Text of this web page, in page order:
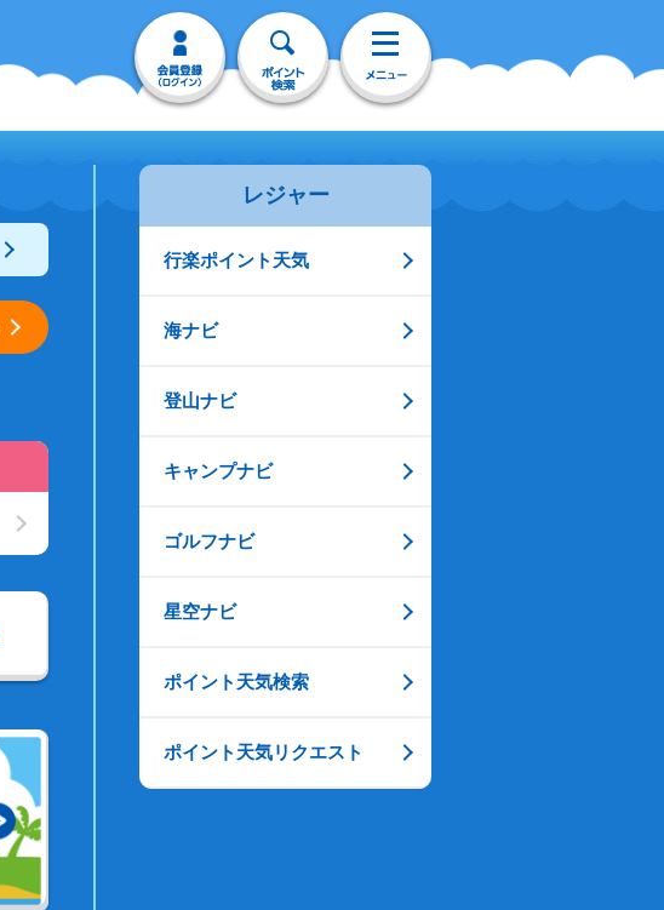
レジャー
行楽ポイント天気
海ナビ
登山ナビ
キャンプナビ
ゴルフナビ
星空ナビ
ポイント天気検索
ポイント天気リクエスト